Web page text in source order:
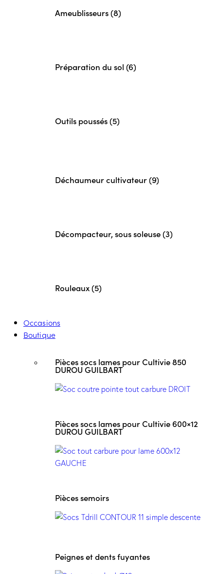
Ameublisseurs (8)
Préparation du sol (6)
Outils poussés (5)
Déchaumeur cultivateur (9)
Décompacteur, sous soleuse (3)
Rouleaux (5)
Occasions
Boutique
Pièces socs lames pour Cultivie 850
DUROU GUILBART
Pièces socs lames pour Cultivie 600×12
DUROU GUILBART
Pièces semoirs
Peignes et dents fuyantes